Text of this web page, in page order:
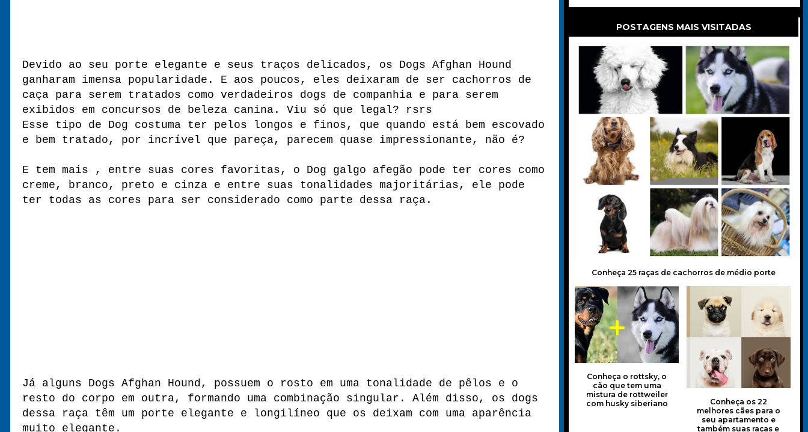
Devido ao seu porte elegante e seus traços delicados, os Dogs Afghan Hound
ganharam imensa popularidade. E aos poucos, eles deixaram de ser cachorros de
caça para serem tratados como verdadeiros dogs de companhia e para serem
exibidos em concursos de beleza canina. Viu só que legal? rsrs
Esse tipo de Dog costuma ter pelos longos e finos, que quando está bem escovado
e bem tratado, por incrível que pareça, parecem quase impressionante, não é?
E tem mais , entre suas cores favoritas, o Dog galgo afegão pode ter cores como
creme, branco, preto e cinza e entre suas tonalidades majoritárias, ele pode
ter todas as cores para ser considerado como parte dessa raça.
Já alguns Dogs Afghan Hound, possuem o rosto em uma tonalidade de pêlos e o
resto do corpo em outra, formando uma combinação singular. Além disso, os dogs
dessa raça têm um porte elegante e longilíneo que os deixam com uma aparência
muito elegante.
POSTAGENS MAIS VISITADAS
Conheça 25 raças de cachorros de médio porte
Conheça o rottsky, o
cão que tem uma
mistura de rottweiler
com husky siberiano
Conheça os 22
melhores cães para o
seu apartamento e
também suas raças e